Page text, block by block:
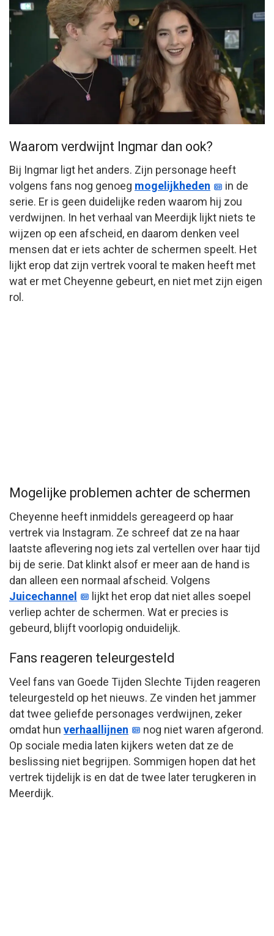
Waarom verdwijnt Ingmar dan ook?
Bij Ingmar ligt het anders. Zijn personage heeft
volgens fans nog genoeg mogelijkheden
in de
serie. Er is geen duidelijke reden waarom hij zou
verdwijnen. In het verhaal van Meerdijk lijkt niets te
wijzen op een afscheid, en daarom denken veel
mensen dat er iets achter de schermen speelt. Het
lijkt erop dat zijn vertrek vooral te maken heeft met
wat er met Cheyenne gebeurt, en niet met zijn eigen
rol.
Mogelijke problemen achter de schermen
Cheyenne heeft inmiddels gereageerd op haar
vertrek via Instagram. Ze schreef dat ze na haar
laatste aflevering nog iets zal vertellen over haar tijd
bij de serie. Dat klinkt alsof er meer aan de hand is
dan alleen een normaal afscheid. Volgens
Juicechannel
lijkt het erop dat niet alles soepel
verliep achter de schermen. Wat er precies is
gebeurd, blijft voorlopig onduidelijk.
Fans reageren teleurgesteld
Veel fans van Goede Tijden Slechte Tijden reageren
teleurgesteld op het nieuws. Ze vinden het jammer
dat twee geliefde personages verdwijnen, zeker
omdat hun verhaallijnen
nog niet waren afgerond.
Op sociale media laten kijkers weten dat ze de
beslissing niet begrijpen. Sommigen hopen dat het
vertrek tijdelijk is en dat de twee later terugkeren in
Meerdijk.